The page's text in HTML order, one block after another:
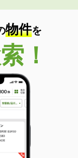
物件を
！